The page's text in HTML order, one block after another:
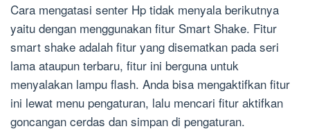
Cara mengatasi senter Hp tidak menyala berikutnya
yaitu dengan menggunakan fitur Smart Shake. Fitur
smart shake adalah fitur yang disematkan pada seri
lama ataupun terbaru, fitur ini berguna untuk
menyalakan lampu flash. Anda bisa mengaktifkan fitur
ini lewat menu pengaturan, lalu mencari fitur aktifkan
goncangan cerdas dan simpan di pengaturan.